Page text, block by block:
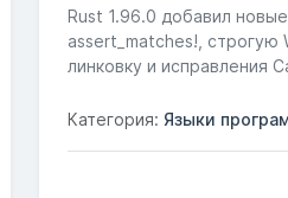
Rust 1.96.0 добавил
assert_matches!, строгую
линковку и исправления
Категория: Языки